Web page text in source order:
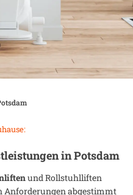
inPotsdam
und Rollstuhlliften
Anforderungen abgestimmt